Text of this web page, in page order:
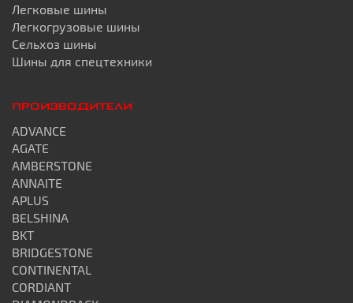
Легковые шины
Легкогрузовые шины
Сельхоз шины
Шины для спецтехники
ПРОИЗВОДИТЕЛИ
ADVANCE
AGATE
AMBERSTONE
ANNAITE
APLUS
BELSHINA
BKT
BRIDGESTONE
CONTINENTAL
CORDIANT